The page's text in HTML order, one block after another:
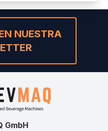
NUESTRA
GmbH